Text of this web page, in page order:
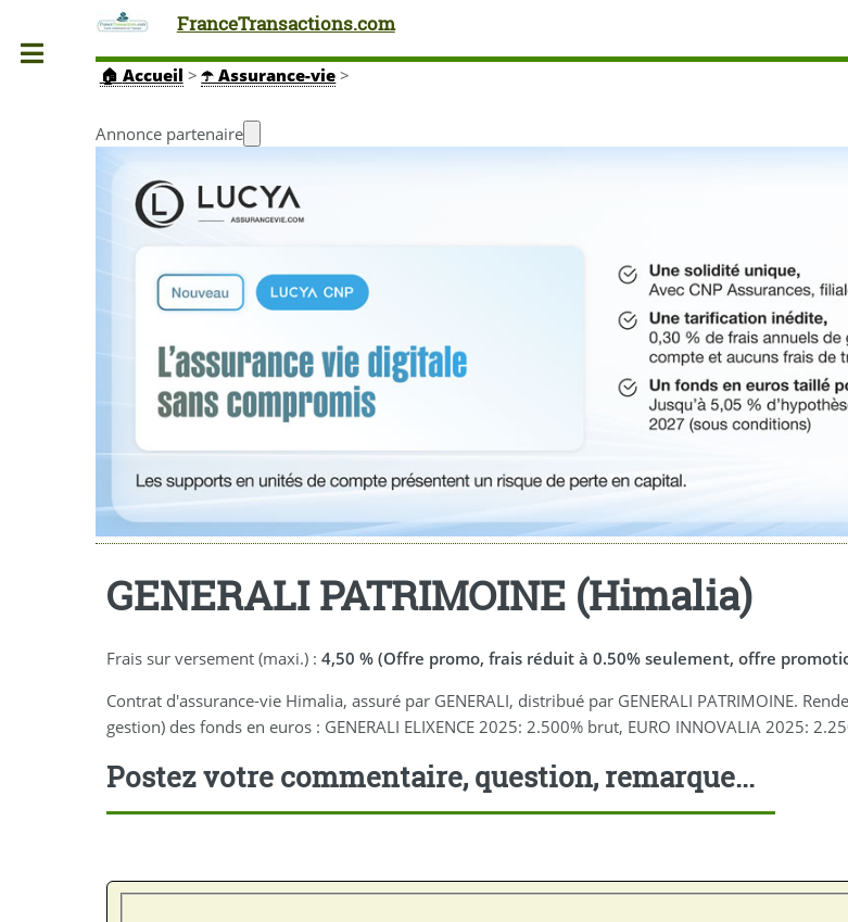
FranceTransactions.com
🏠 Accueil > ☂️ Assurance-vie >
Annonce partenaire
GENERALI PATRIMOINE (Himalia)
Frais sur versement (maxi.) : 4,50 % (Offre promo, frais réduit à 0.50% seulement, offre
Contrat d'assurance-vie Himalia, assuré par GENERALI, distribué par GENERALI PATRIMOINE.
gestion) des fonds en euros : GENERALI ELIXENCE 2025: 2.500% brut, EURO INNOVALIA 2025:
Postez votre commentaire, question, remarque...
Toggle